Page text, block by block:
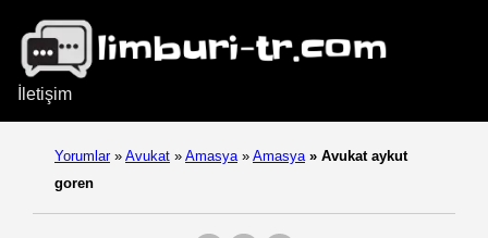
İletişim
Yorumlar » Avukat » Amasya » Amasya » Avukat aykut
goren